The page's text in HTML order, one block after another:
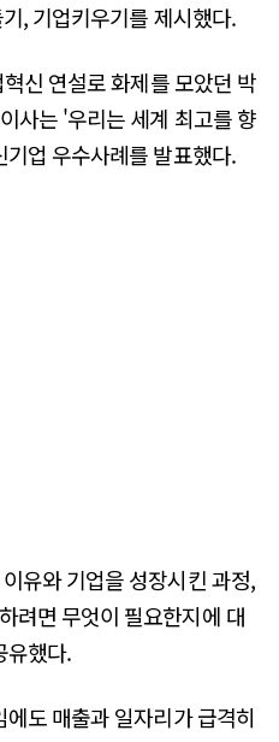
, 기업키우기를 제시했다.
신 연설로 화제를 모았던 박
사는 '우리는 세계 최고를 향
업 우수사례를 발표했다.
유와 기업을 성장시킨 과정,
려면 무엇이 필요한지에 대
유했다.
도 매출과 일자리가 급격히